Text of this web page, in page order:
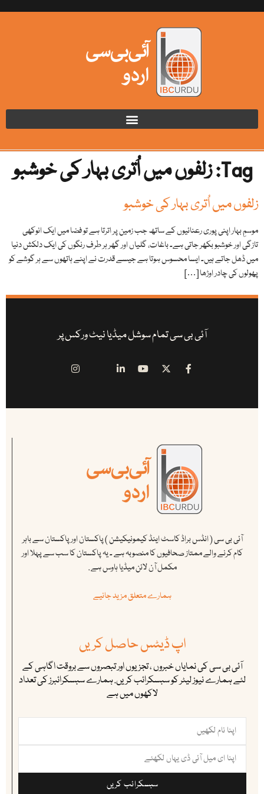
Tag: زلفوں میں اُتری بہار کی خوشبو
زلفوں میں اُتری بہار کی خوشبو
موسمِ بہار اپنی پوری رعنائیوں کے ساتھ جب زمین پر اترتا ہے تو فضا میں ایک انوکھی
تازگی اور خوشبو بکھر جاتی ہے۔ باغات، گلیاں اور گھر ہر طرف رنگوں کی ایک دلکش دنیا
میں ڈھل جاتے ہیں۔ ایسا محسوس ہوتا ہے جیسے قدرت نے اپنے ہاتھوں سے ہر گوشے کو
پھولوں کی چادر اوڑھا […]
آئی بی سی تمام سوشل میڈیا نیٹ ورکس پر
آئی بی سی ( انڈس براڈ کاسٹ اینڈ کیمونیکیشن ) پاکستان اور پاکستان سے باہر
کام کرنے والے ممتاز صحافیوں کا منصوبہ ہے ۔ یہ پاکستان کا سب سے پہلا اور
مکمل آن لائن میڈیا ہاوس ہے .
ہمارے متعلق مزید جانیے
اپ ڈیٹس حاصل کریں
آئی بی سی کی نمایاں خبروں ، تجزیوں اور تبصروں سے بروقت اگاہی کے
لئے ہمارے نیوز لیٹر کو سبسکرائب کریں. ہمارے سبسکرائبرز کی تعداد
لاکھوں میں ہے
سبسکرائب کریں